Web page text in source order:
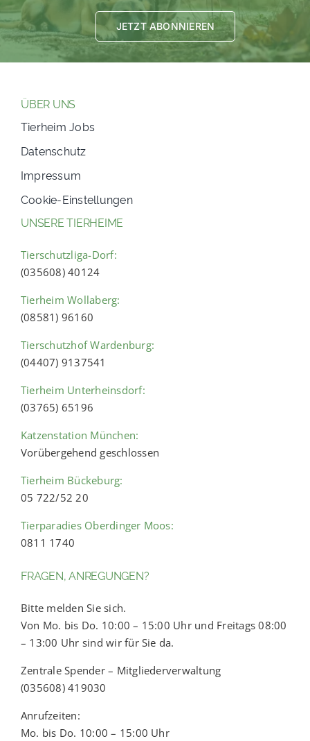
JETZT ABONNIEREN
ÜBER UNS
Tierheim Jobs
Datenschutz
Impressum
Cookie-Einstellungen
UNSERE TIERHEIME
Tierschutzliga-Dorf:
(035608) 40124
Tierheim Wollaberg:
(08581) 96160
Tierschutzhof Wardenburg:
(04407) 9137541
Tierheim Unterheinsdorf:
(03765) 65196
Katzenstation München:
Vorübergehend geschlossen
Tierheim Bückeburg:
05 722/52 20
Tierparadies Oberdinger Moos:
0811 1740
FRAGEN, ANREGUNGEN?
Bitte melden Sie sich.
Von Mo. bis Do. 10:00 – 15:00 Uhr und Freitags 08:00
– 13:00 Uhr sind wir für Sie da.
Zentrale Spender – Mitgliederverwaltung
(035608) 419030
Anrufzeiten:
Mo. bis Do. 10:00 – 15:00 Uhr